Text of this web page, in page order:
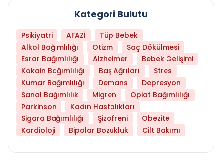
Kategori Bulutu
Psikiyatri AFAZİ
Tüp Bebek
Alkol Bağımlılığı
Otizm
Saç Dökülmesi
Esrar Bağımlılığı
Alzheimer
Bebek Gelişimi
Kokain Bağımlılığı
Baş Ağrıları
Stres
Kumar Bağımlılığı
Demans
Depresyon
Sanal Bağımlılık
Migren
Opiat Bağımlılığı
Parkinson
Kadın Hastalıkları
Sigara Bağımlılığı
Şizofreni
Obezite
Kardioloji
Bipolar Bozukluk Cilt Bakımı